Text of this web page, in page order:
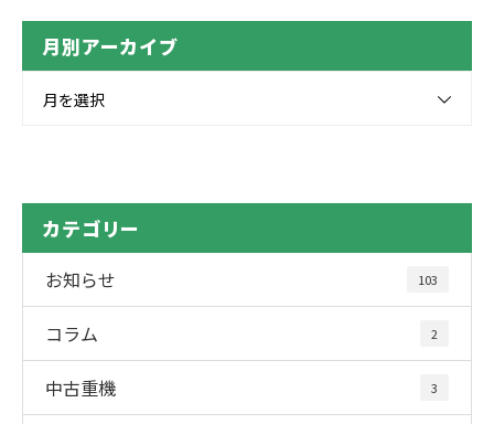
月別アーカイブ
月を選択
カテゴリー
お知らせ 103
コラム 2
中古重機 3